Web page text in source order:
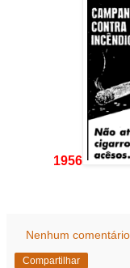
1956
Nenhum
Compartilhar